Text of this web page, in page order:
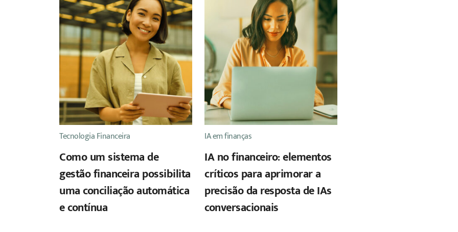
Tecnologia Financeira
Como um sistema de
gestão financeira possibilita
uma conciliação automática
e contínua
IA em finanças
IA no financeiro: elementos
críticos para aprimorar a
precisão da resposta de IAs
conversacionais